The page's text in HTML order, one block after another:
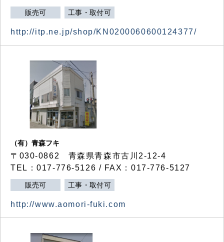
販売可 工事・取付可
http://itp.ne.jp/shop/KN0200060600124377/
（有）青森フキ
〒030-0862 青森県青森市古川2-12-4
TEL：017-776-5126 / FAX：017-776-5127
販売可 工事・取付可
http://www.aomori-fuki.com